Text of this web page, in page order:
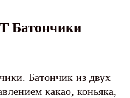
Батончик из двух
какао, коньяка,